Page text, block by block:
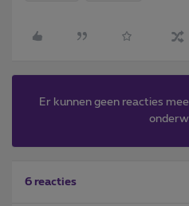
Er kunnen geen reacties
6 reacties